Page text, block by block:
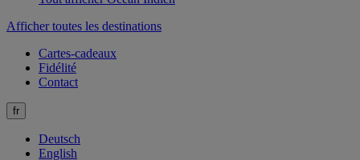
Afficher toutes les destinations
Cartes-cadeaux
Fidélité
Contact
fr
Deutsch
English